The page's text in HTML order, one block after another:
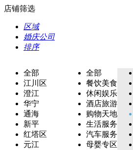
店铺筛选
区域
婚庆公司
排序
全部
江川区
澄江
华宁
通海
新平
红塔区
元江
全部
餐饮美食
休闲娱乐
酒店旅游
购物天地
生活服务
汽车服务
母婴专区